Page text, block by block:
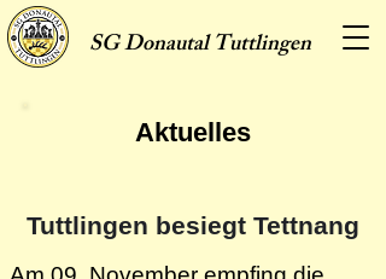
SGDonautal Tuttlingen
Aktuelles
Tuttlingen besiegt Tettnang